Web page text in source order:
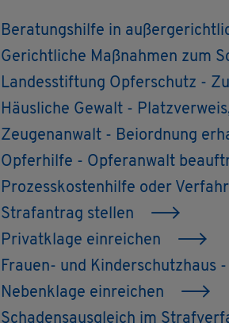
Be­ra­tungs­hil­fe in
Ge­richt­li­che Maß­nah­men zum
Lan­des­stif­tung Op­fer­schutz -
Häus­li­che Ge­walt -
Zeu­gen­an­walt - Bei­ord­nung
Op­fer­hil­fe - Op­fer­an­walt
Pro­zess­kos­ten­hil­fe oder
Straf­an­trag stel­len
Pri­vat­kla­ge ein­rei­chen
Frau­en- und Kin­der­schutz­haus
Ne­ben­kla­ge ein­rei­chen
Scha­dens­aus­gleich im